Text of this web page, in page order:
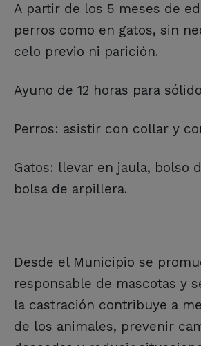
A partir de los 5 meses de
perros como en gatos, sin
celo previo ni parición.
Ayuno de 12 horas para
Perros: asistir con collar y
Gatos: llevar en jaula, bolso
bolsa de arpillera.
Desde el Municipio se
responsable de mascotas y
la castración contribuye a
de los animales, prevenir